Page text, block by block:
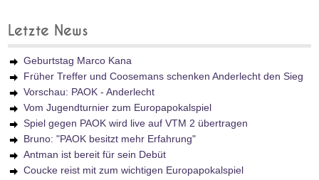
Letzte News
Geburtstag Marco Kana
Früher Treffer und Coosemans schenken Anderlecht den Sieg
Vorschau: PAOK - Anderlecht
Vom Jugendturnier zum Europapokalspiel
Spiel gegen PAOK wird live auf VTM 2 übertragen
Bruno: "PAOK besitzt mehr Erfahrung"
Antman ist bereit für sein Debüt
Coucke reist mit zum wichtigen Europapokalspiel